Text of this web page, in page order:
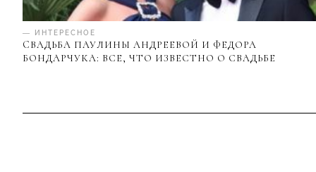
— ИНТЕРЕСНОЕ
CВАДЬБА ПАУЛИНЫ АНДРЕЕВОЙ И ФЕДОРА
БОНДАРЧУКА: ВСЕ, ЧТО ИЗВЕСТНО О СВАДЬБЕ